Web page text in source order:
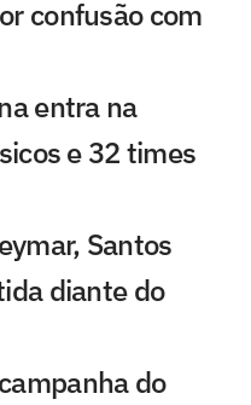
confusão com
entra na
e 32 times
Santos
diante do
do